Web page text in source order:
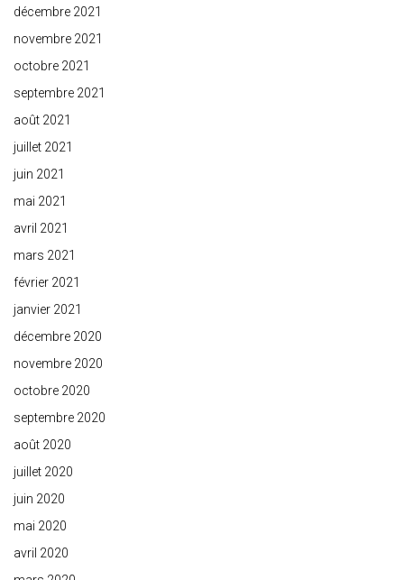
décembre 2021
novembre 2021
octobre 2021
septembre 2021
août 2021
juillet 2021
juin 2021
mai 2021
avril 2021
mars 2021
février 2021
janvier 2021
décembre 2020
novembre 2020
octobre 2020
septembre 2020
août 2020
juillet 2020
juin 2020
mai 2020
avril 2020